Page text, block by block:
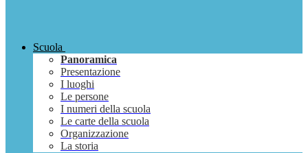
Scuola
Panoramica
Presentazione
I luoghi
Le persone
I numeri della scuola
Le carte della scuola
Organizzazione
La storia